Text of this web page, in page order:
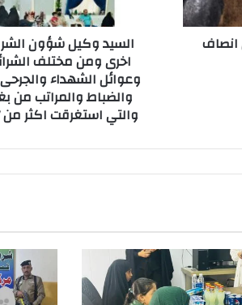
انصاف
الشرائح
المواطنين
وعوائل
الشهداء
والجرحى
والضباط
بغداد
والتي
استغرقت
اكثر
السيد وكيل شؤون
اخرى ومن مختلف
وعوائل الشهداء والجرحى
والضباط والمراتب من
والتي استغرقت اكثر من 7 ساعات متواصلة